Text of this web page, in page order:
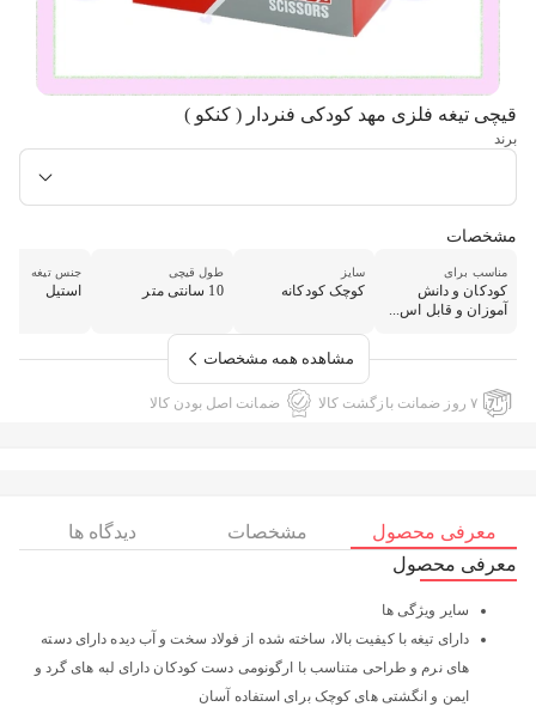
قیچی تیغه فلزی مهد کودکی فنردار ( کنکو )
برند
مشخصات
مناسب برای
کودکان و دانش
آموزان و قابل اس...
سایز
کوچک کودکانه
طول قیچی
10 سانتی متر
جنس تیغه
استیل
مشاهده همه مشخصات
۷ روز ضمانت بازگشت کالا ضمانت اصل بودن کالا
معرفی محصول مشخصات
دیدگاه ها
معرفی محصول
سایر ویژگی ها
دارای تیغه با کیفیت بالا، ساخته شده از فولاد سخت و آب دیده دارای دسته
های نرم و طراحی متناسب با ارگونومی دست کودکان دارای لبه های گرد و
ایمن و انگشتی های کوچک برای استفاده آسان